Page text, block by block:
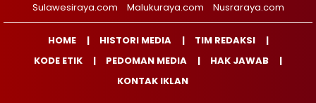
Sulawesiraya.com
Malukuraya.com Nusraraya.com
HOME HISTORI MEDIA
TIM REDAKSI
KODE ETIK
PEDOMAN MEDIA
HAK JAWAB
KONTAK IKLAN